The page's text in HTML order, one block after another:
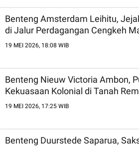
Benteng Amsterdam Leihitu,
di Jalur Perdagangan Cengkeh
19 MEI 2026, 18:08 WIB
Benteng Nieuw Victoria Ambon,
Kekuasaan Kolonial di Tanah
19 MEI 2026, 17:25 WIB
Benteng Duurstede Saparua,